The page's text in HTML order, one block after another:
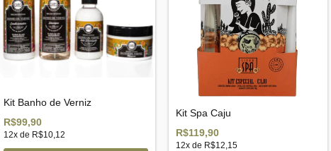
Kit Banho de Verniz
R$99,90
12x de R$10,12
Kit Spa Caju
R$119,90
12x de R$12,15